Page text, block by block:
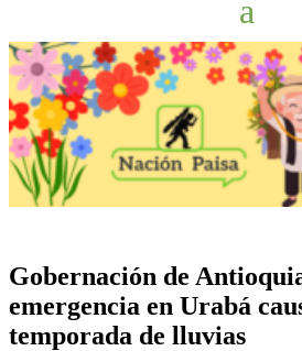
Gobernación de
emergencia en Urabá
temporada de lluvias